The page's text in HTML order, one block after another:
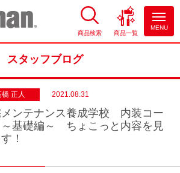
ォーム
商品検索 商品一覧
MENU
スタッフブログ
橋 正人 2021.08.31
ンテナンス養成学校 内装コー
基礎編～ ちょこっと内容を見
！